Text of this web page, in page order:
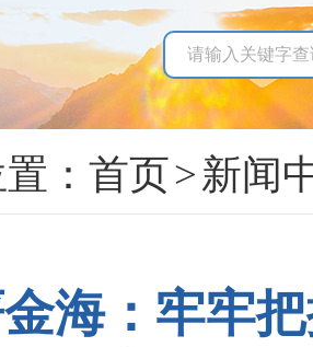
： 首页>新闻
海：牢牢